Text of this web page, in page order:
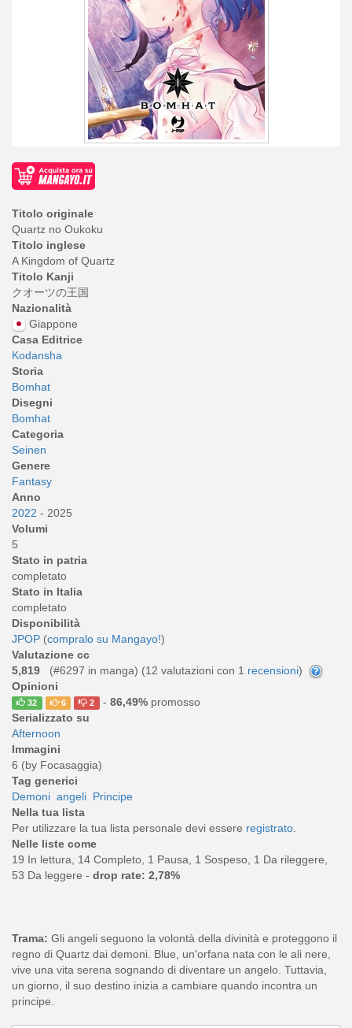
Titolo originale
Quartz no Oukoku
Titolo inglese
A Kingdom of Quartz
Titolo Kanji
クオーツの王国
Nazionalità
Giappone
Casa Editrice
Kodansha
Storia
Bomhat
Disegni
Bomhat
Categoria
Seinen
Genere
Fantasy
Anno
2022 - 2025
Volumi
5
Stato in patria
completato
Stato in Italia
completato
Disponibilità
JPOP (compralo su Mangayo!)
Valutazione cc
5,819
(#6297 in manga) (12 valutazioni con 1 recensioni)
Opinioni
32 6 2 - 86,49%promosso
Serializzato su
Afternoon
Immagini
6 (by Focasaggia)
Tag generici
Demoni angeli Principe
Nella tua lista
Per utilizzare la tua lista personale devi essere registrato.
Nelle liste come
19 In lettura, 14 Completo, 1 Pausa, 1 Sospeso, 1 Da rileggere,
53 Da leggere - drop rate: 2,78%
Trama: Gli angeli seguono la volontà della divinità e proteggono il
regno di Quartz dai demoni. Blue, un'orfana nata con le ali nere,
vive una vita serena sognando di diventare un angelo. Tuttavia,
un giorno, il suo destino inizia a cambiare quando incontra un
principe.